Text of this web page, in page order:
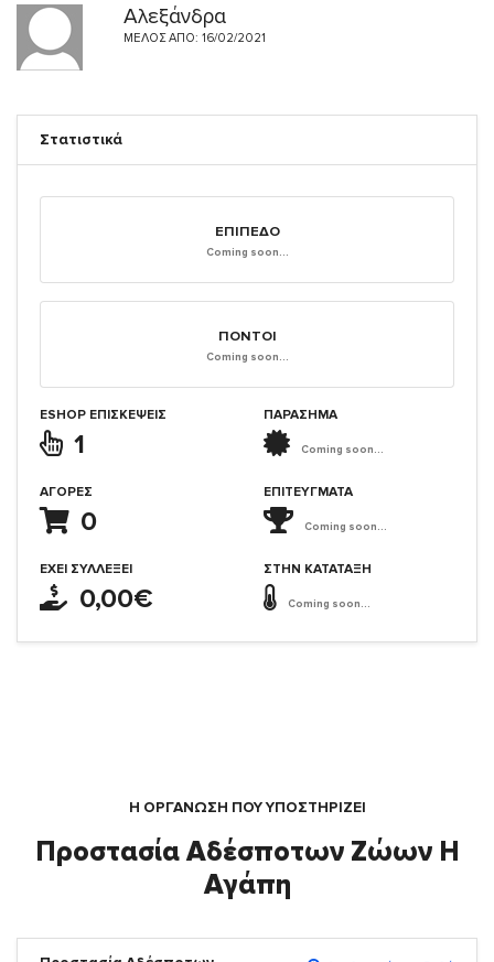
Αλεξάνδρα
ΜΈΛΟΣ ΑΠΌ: 16/02/2021
Στατιστικά
ΕΠΊΠΕΔΟ
Coming soon...
ΠΌΝΤΟΙ
Coming soon...
ESHOP ΕΠΙΣΚΈΨΕΙΣ
1
ΑΓΟΡΈΣ
0
ΈΧΕΙ ΣΥΛΛΈΞΕΙ
0,00€
ΠΑΡΑΣΗΜΑ
Coming soon...
ΕΠΙΤΕΎΓΜΑΤΑ
Coming soon...
ΣΤΗΝ ΚΑΤΆΤΑΞΗ
Coming soon...
Η ΟΡΓΆΝΩΣΗ ΠΟΥ ΥΠΟΣΤΗΡΙΖΕΙ
Προστασία Αδέσποτων Ζώων Η
Αγάπη